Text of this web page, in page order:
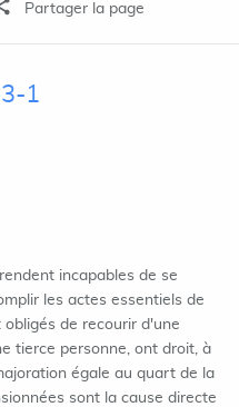
Partager la page
1
incapables de se
les actes essentiels de
obligés de recourir d'une
tierce personne, ont droit, à
égale au quart de la
sont la cause directe